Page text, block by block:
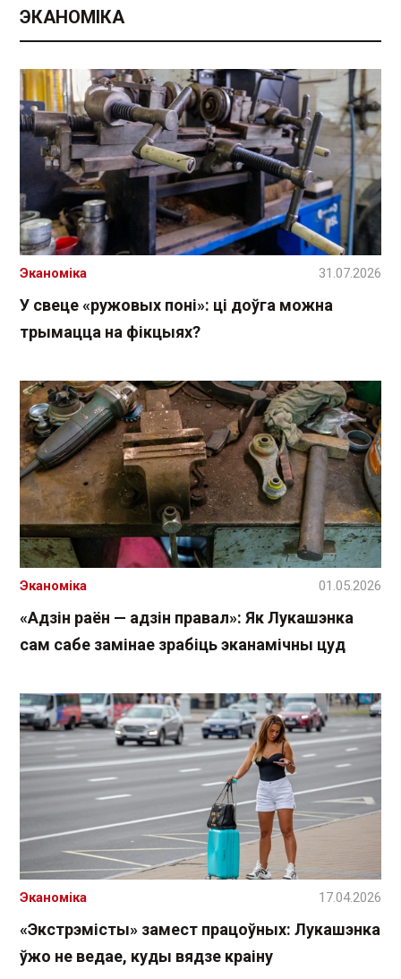
ЭКАНОМІКА
У свеце «ружовых поні»: ці доўга можна
трымацца на фікцыях?
Эканоміка 31.07.2026
«Адзін раён — адзін правал»: Як Лукашэнка
сам сабе замінае зрабіць эканамічны цуд
Эканоміка 01.05.2026
«Экстрэмісты» замест працоўных: Лукашэнка
ўжо не ведае, куды вядзе краіну
Эканоміка 17.04.2026